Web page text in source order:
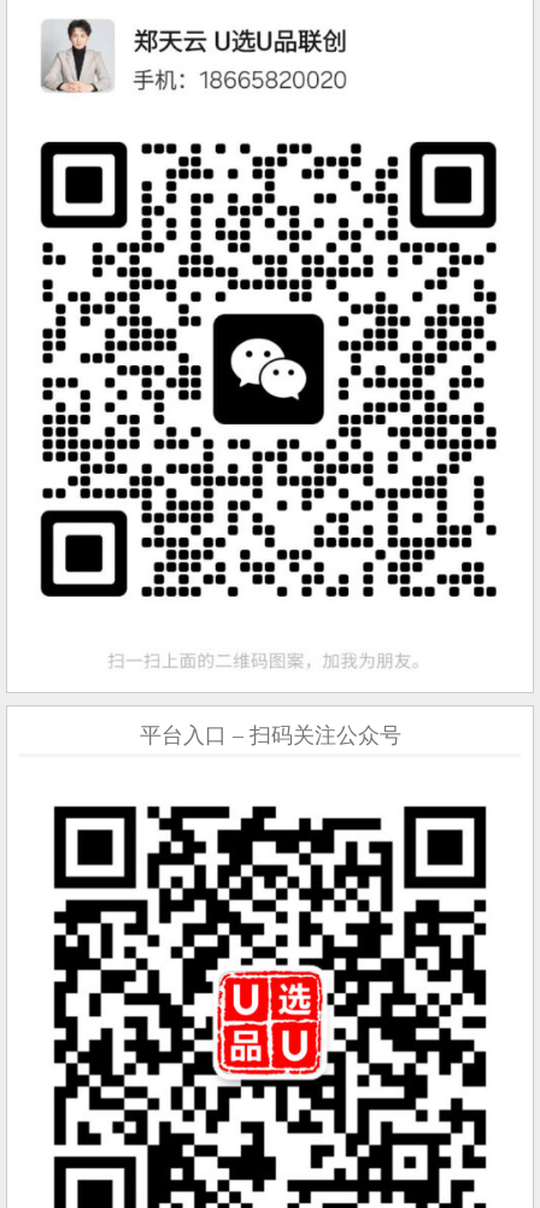
平台入口 – 扫码关注公众号